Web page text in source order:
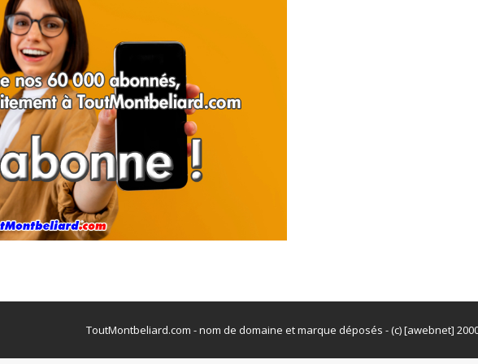
ToutMontbeliard.com - nom de domaine et marque déposés - (c) [awebnet]